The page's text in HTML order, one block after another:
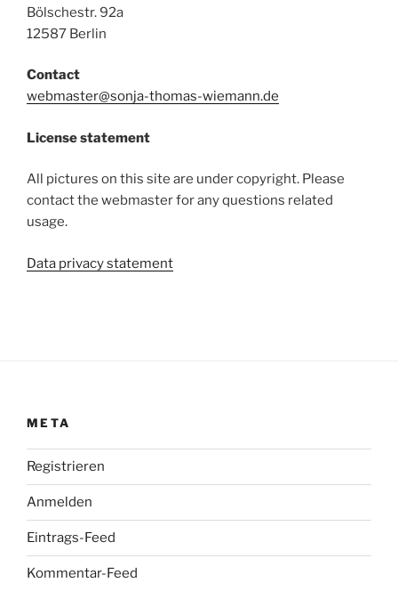
Bölschestr. 92a
12587 Berlin
Contact
webmaster@sonja-thomas-wiemann.de
License statement
All pictures on this site are under copyright. Please
contact the webmaster for any questions related
usage.
Data privacy statement
META
Registrieren
Anmelden
Eintrags-Feed
Kommentar-Feed